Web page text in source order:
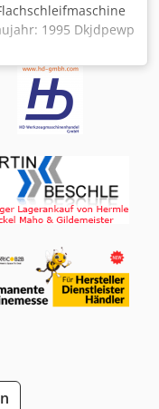
1995 Dkjdpewp
500 mm
max.: 250 mm
51